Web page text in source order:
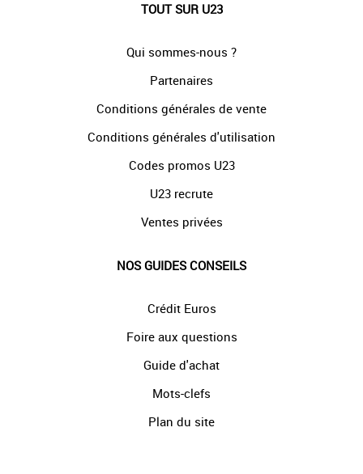
TOUT SUR U23
Qui sommes-nous ?
Partenaires
Conditions générales de vente
Conditions générales d'utilisation
Codes promos U23
U23 recrute
Ventes privées
NOS GUIDES CONSEILS
Crédit Euros
Foire aux questions
Guide d'achat
Mots-clefs
Plan du site